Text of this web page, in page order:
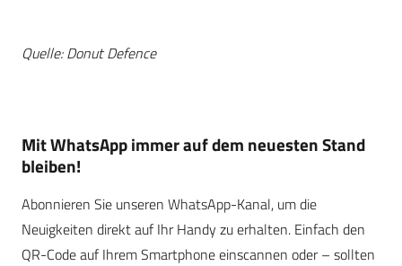
Quelle: Donut Defence
Mit WhatsApp immer auf dem neuesten Stand
bleiben!
Abonnieren Sie unseren WhatsApp-Kanal, um die
Neuigkeiten direkt auf Ihr Handy zu erhalten. Einfach den
QR-Code auf Ihrem Smartphone einscannen oder – sollten